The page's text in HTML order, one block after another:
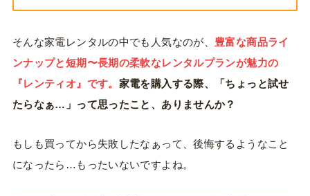
そんな家電レンタルの中でも人気なのが、豊富な商品ライ
ンナップと短期〜長期の柔軟なレンタルプランが魅力の
『レンティオ』です。 家電を購入する際、「ちょっと試せ
たらなぁ…」って思ったこと、ありませんか？
もしも買ってから失敗したなぁって、後悔するようなこと
になったら…もったいないですよね。